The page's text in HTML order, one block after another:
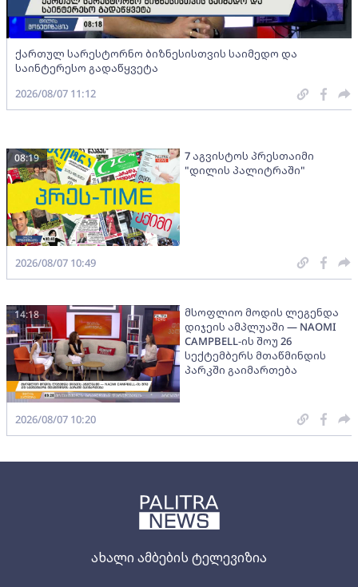
ახალი ამბების ტელევიზია
ქართულ სარესტორნო ბიზნესისთვის საიმედო და
საინტერესო გადაწყვეტა
2026/08/07 11:12
7 აგვისტოს პრესთაიმი
"დილის პალიტრაში"
08:19
2026/08/07 10:49
მსოფლიო მოდის ლეგენდა
დიჯეის ამპლუაში — NAOMI
CAMPBELL-ის შოუ 26
სექტემბერს მთაწმინდის
პარკში გაიმართება
14:18
2026/08/07 10:20